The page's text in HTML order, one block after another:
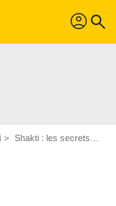
profil search
Shakti : les secrets du tournage